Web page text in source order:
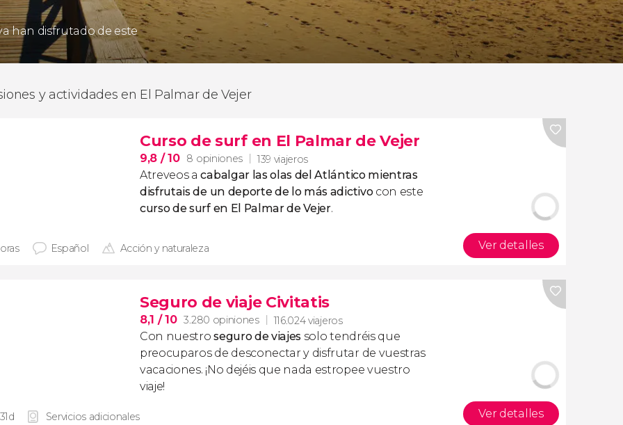
han disfrutado de este
y actividades en El Palmar de Vejer
Curso de surf en El Palmar de Vejer
9,8 / 10 8 opiniones 139 viajeros
Atreveos acabalgar las olas del Atlántico mientras
disfrutais de un deporte de lo más adictivocon este
curso de surf en El Palmar de Vejer.
Español Acción y naturaleza Ver detalles
Seguro de viaje Civitatis
8,1 / 10 3.280 opiniones 116.024 viajeros
Con nuestroseguro de viajes solo tendréis que
preocuparos de desconectar y disfrutar de vuestras
vacaciones. ¡No dejéis que nada estropee vuestro
viaje!
Servicios adicionales Ver detalles